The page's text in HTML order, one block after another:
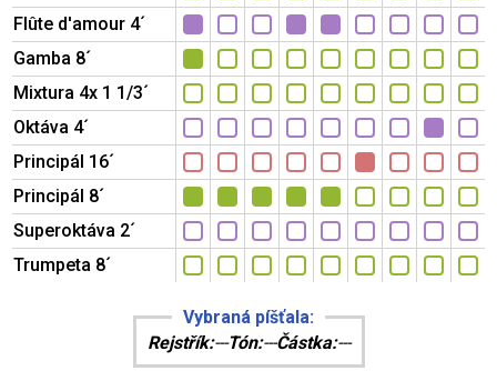
Flûte d'amour 4´
Gamba 8´
Mixtura 4x 1 1/3´
Oktáva 4´
Principál 16´
Principál 8´
Superoktáva 2´
Trumpeta 8´
Vybraná píšťala:
Rejstřík:---Tón:---Částka:---